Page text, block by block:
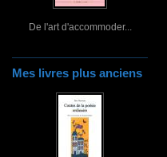
De l'art d'accommoder...
Mes livres plus anciens